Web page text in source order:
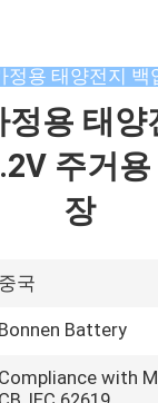
정용 태양전지 백
정용 태양
주거용
장
중국
Bonnen Battery
Compliance with